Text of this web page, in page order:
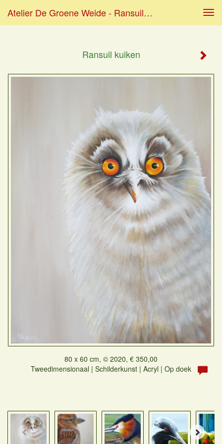
Atelier De Groene Weide - Ransuil Kuiken
Ransuil kuiken
80 x 60 cm, © 2020, € 350,00
Tweedimensionaal | Schilderkunst | Acryl | Op doek